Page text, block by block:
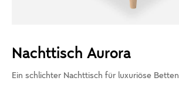
Nachttisch Aurora
Ein schlichter Nachttisch für luxuriöse Betten